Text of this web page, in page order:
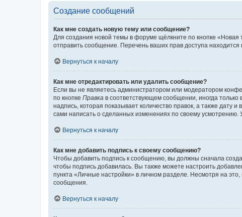
Создание сообщений
Как мне создать новую тему или сообщение?
Для создания новой темы в форуме щёлкните по кнопке
отправить сообщение. Перечень ваших прав доступа
Вернуться к началу
Как мне отредактировать или удалить сообщение?
Если вы не являетесь администратором или модератором
по кнопке Правка в соответствующем сообщении, иногда
надпись, которая показывает количество правок, а также дату
сами написать о сделанных изменениях по своему усмотрению.
Вернуться к началу
Как мне добавить подпись к своему сообщению?
Чтобы добавить подпись к сообщению, вы должны сначала
чтобы подпись добавилась. Вы также можете настроить
пункта «Личные настройки» в личном разделе. Несмотря на
сообщения.
Вернуться к началу